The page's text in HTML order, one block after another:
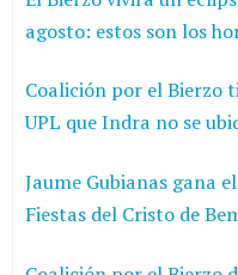
agosto: estos son los
Coalición por el Bierzo
UPL que Indra no se
Jaume Gubianas gana
Fiestas del Cristo de